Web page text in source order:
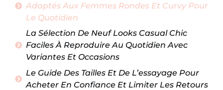
Adaptés Aux Femmes Rondes Et Curvy Pour
Le Quotidien
La Sélection De Neuf Looks Casual Chic
Faciles À Reproduire Au Quotidien Avec
Variantes Et Occasions
Le Guide Des Tailles Et De L’essayage Pour
Acheter En Confiance Et Limiter Les Retours